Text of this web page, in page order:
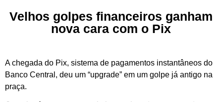
Velhos golpes financeiros ganham
nova cara com o Pix
A chegada do Pix, sistema de pagamentos instantâneos do
Banco Central, deu um “upgrade” em um golpe já antigo na
praça.